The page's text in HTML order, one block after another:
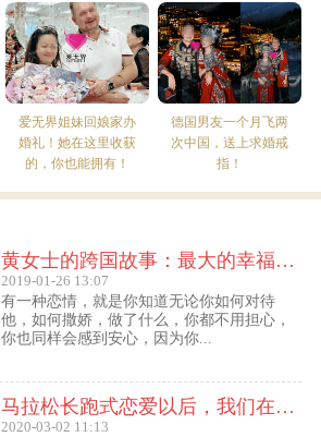
爱无界姐妹回娘家办
婚礼！她在这里收获
的，你也能拥有！
德国男友一个月飞两
次中国，送上求婚戒
指！
黄女士的跨国故事：最大的幸福便是有一个白马王子一直默默等着自己
2019-01-26 13:07
有一种恋情，就是你知道无论你如何对待
他，如何撒娇，做了什么，你都不用担心，
你也同样会感到安心，因为你...
马拉松长跑式恋爱以后，我们在丹麦登记结婚了
2020-03-02 11:13